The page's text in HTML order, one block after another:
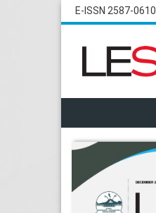
E-ISSN 2587-0610